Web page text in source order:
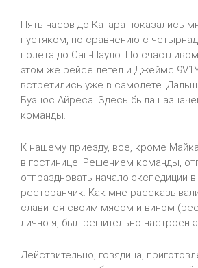
Пять часов до Катара показались
пустяком, по сравнению с
полета до Сан-Пауло. По
этом же рейсе летел и Джеймс
встретились уже в самолете.
Буэнос Айреса. Здесь была
команды.
К нашему приезду, все, кроме
в гостинице. Решением команды,
отпраздновать начало экспедиции
ресторанчик. Как мне
славится своим мясом и вином
лично я, был решительно настроен
Действительно, говядина,